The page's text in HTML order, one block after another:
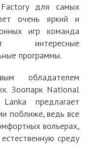
Factory для самых
очень яркий и
игр команда
интересные
программы.
обладателем
Зоопарк National
предлагает
поближе, ведь все
вольерах,
среду